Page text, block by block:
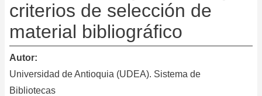
criterios de selección de
material bibliográfico
Autor
Universidad de Antioquia (UDEA). Sistema de
Bibliotecas